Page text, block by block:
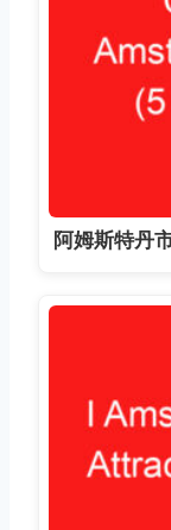
阿姆斯特丹